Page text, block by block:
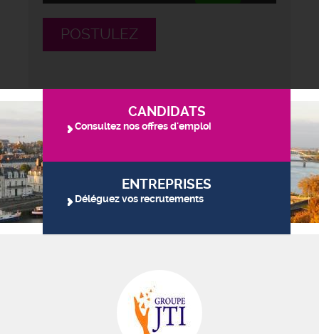
POSTULEZ
CANDIDATS
Consultez nos offres d'emploi
ENTREPRISES
Déléguez vos recrutements